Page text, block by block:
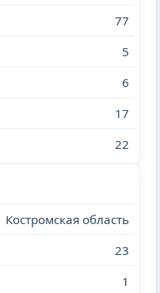
77
5
6
17
22
Костромская область
23
1